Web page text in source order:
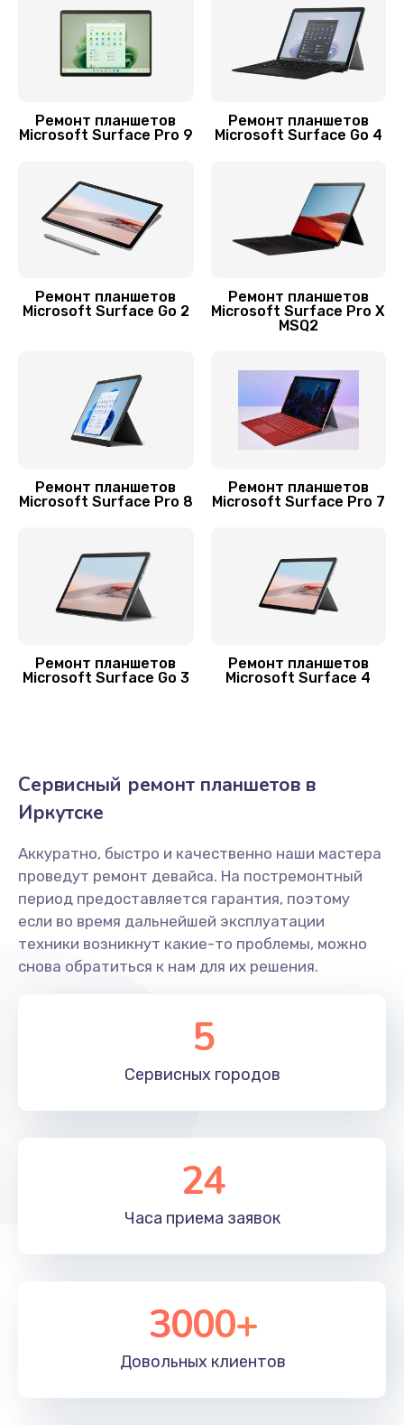
700 руб.
Ремонт кнопки
Замена платы управления (мат.платы, мейн
Замена шлейфа
Заказать
800 руб.
Ремонт планшетов
Microsoft Surface Pro 9
Ремонт планшетов
Microsoft Surface Go 4
Ремонт планшетов
Microsoft Surface Go 2
Ремонт планшетов
Microsoft Surface Pro X
MSQ2
Ремонт планшетов
Microsoft Surface Pro 8
Ремонт планшетов
Microsoft Surface Pro 7
Ремонт планшетов
Microsoft Surface Go 3
Ремонт планшетов
Microsoft Surface 4
Сервисный ремонт планшетов в
Иркутске
Аккуратно, быстро и качественно наши мастера
проведут ремонт девайса. На постремонтный
период предоставляется гарантия, поэтому
если во время дальнейшей эксплуатации
техники возникнут какие-то проблемы, можно
снова обратиться к нам для их решения.
5
Сервисных городов
24
Часа приема заявок
3000+
Довольных клиентов